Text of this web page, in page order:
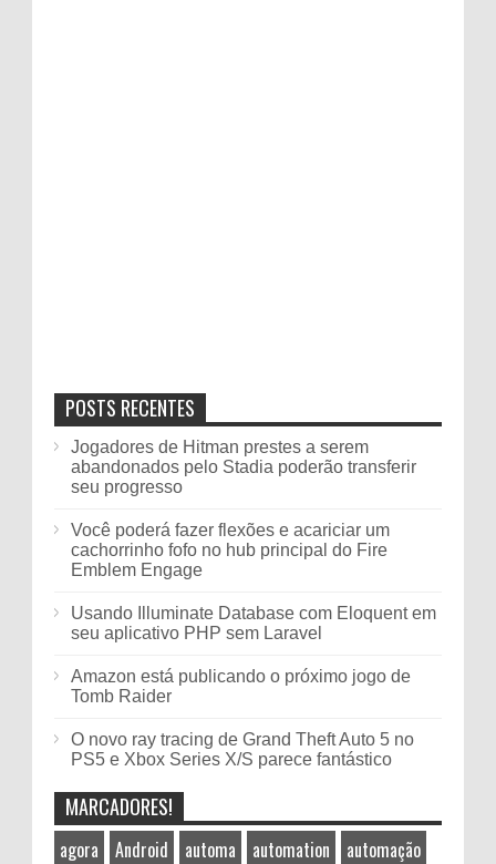
POSTS RECENTES
Jogadores de Hitman prestes a serem
abandonados pelo Stadia poderão transferir
seu progresso
Você poderá fazer flexões e acariciar um
cachorrinho fofo no hub principal do Fire
Emblem Engage
Usando Illuminate Database com Eloquent em
seu aplicativo PHP sem Laravel
Amazon está publicando o próximo jogo de
Tomb Raider
O novo ray tracing de Grand Theft Auto 5 no
PS5 e Xbox Series X/S parece fantástico
MARCADORES!
agora Android automa automation
automação